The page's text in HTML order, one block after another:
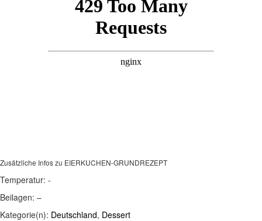
Zusätzliche Infos zu EIERKUCHEN-GRUNDREZEPT
Temperatur: -
Beilagen: –
Kategorie(n): Deutschland, Dessert